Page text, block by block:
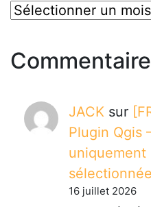
posts
JACK sur
Plugin Qgis
uniquement
16 juillet 2026